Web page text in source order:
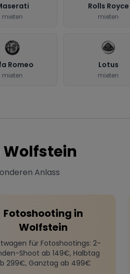
mieten
Rolls Royce
mieten
Romeo
mieten
Lotus
mieten
Wolfstein
Anlass
Fotoshooting in
Wolfstein
für Fotoshootings: 2-
Shoot ab 149€, Halbtag
299€, Ganztag ab 499€